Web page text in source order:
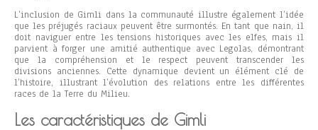
L’inclusion de Gimli dans la communauté illustre également l’idée
que les préjugés raciaux peuvent être surmontés. En tant que nain, il
doit naviguer entre les tensions historiques avec les elfes, mais il
parvient à forger une amitié authentique avec Legolas, démontrant
que la compréhension et le respect peuvent transcender les
divisions anciennes. Cette dynamique devient un élément clé de
l’histoire, illustrant l’évolution des relations entre les différentes
races de la Terre du Milieu.
Les caractéristiques de Gimli